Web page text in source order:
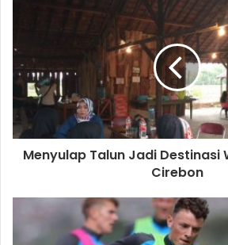
Menyulap Talun Jadi Destinasi
Cirebon